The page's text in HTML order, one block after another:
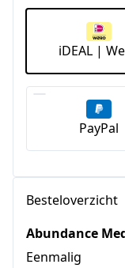
iDEAL |
PayPal
Besteloverzicht
Abundance
Eenmalig